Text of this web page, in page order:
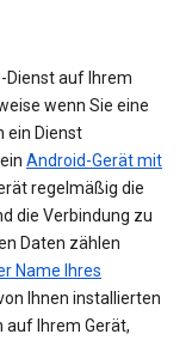
Dienst auf Ihrem
wenn Sie eine
ein Dienst
Android-Gerät mit
regelmäßig die
die Verbindung zu
Daten zählen
Name Ihres
Ihnen installierten
auf Ihrem Gerät,